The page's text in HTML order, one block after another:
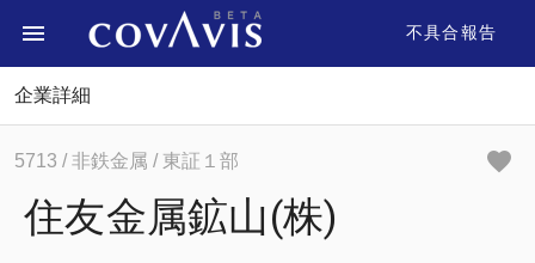
不具合報告
企業詳細
5713 / 非鉄金属 / 東証１部
住友金属鉱山(株)